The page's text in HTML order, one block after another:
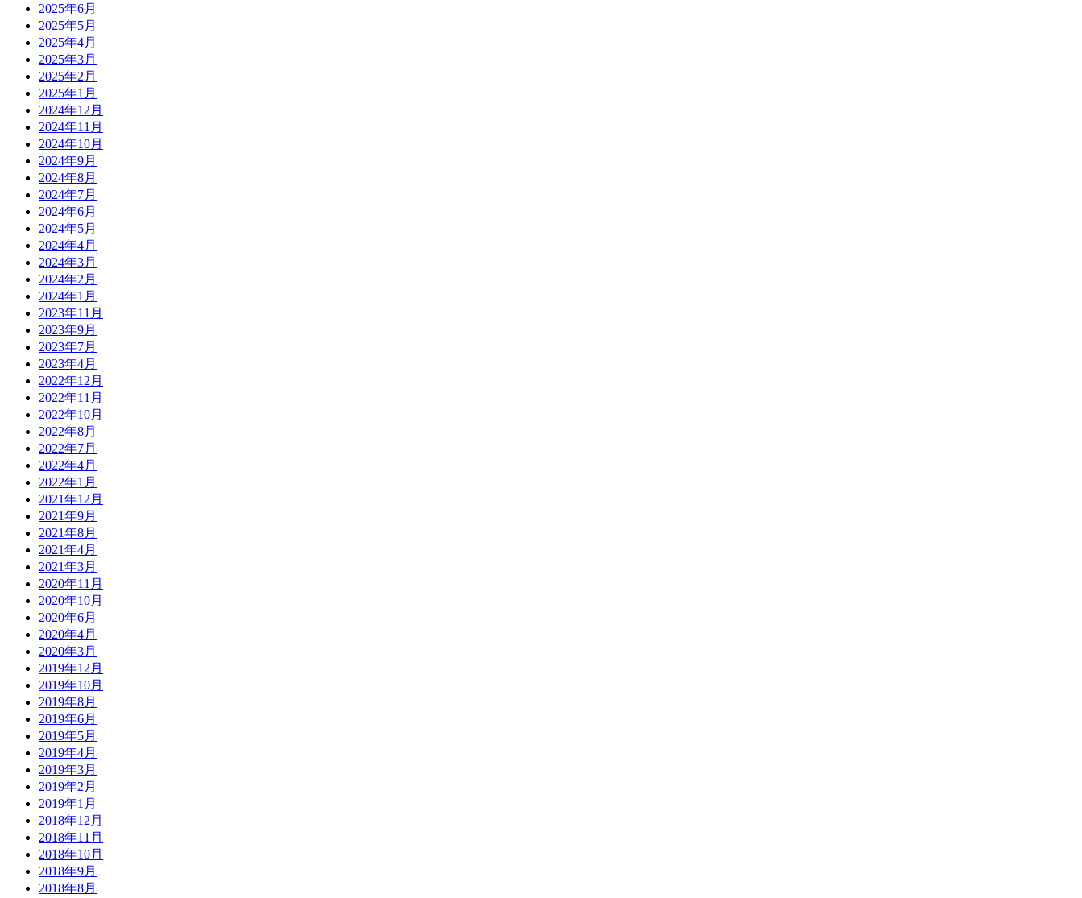
2025年6月
2025年5月
2025年4月
2025年3月
2025年2月
2025年1月
2024年12月
2024年11月
2024年10月
2024年9月
2024年8月
2024年7月
2024年6月
2024年5月
2024年4月
2024年3月
2024年2月
2024年1月
2023年11月
2023年9月
2023年7月
2023年4月
2022年12月
2022年11月
2022年10月
2022年8月
2022年7月
2022年4月
2022年1月
2021年12月
2021年9月
2021年8月
2021年4月
2021年3月
2020年11月
2020年10月
2020年6月
2020年4月
2020年3月
2019年12月
2019年10月
2019年8月
2019年6月
2019年5月
2019年4月
2019年3月
2019年2月
2019年1月
2018年12月
2018年11月
2018年10月
2018年9月
2018年8月